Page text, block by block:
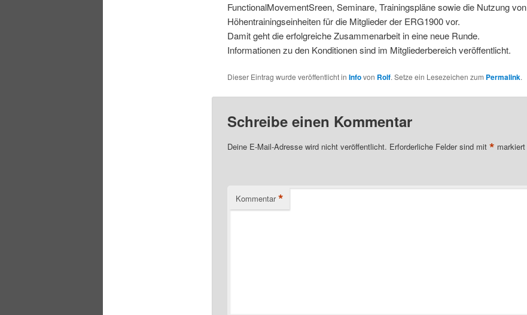
FunctionalMovementSreen, Seminare, Trainingspläne sowie die Nutzung von
Höhentrainingseinheiten für die Mitglieder der ERG1900 vor.
Damit geht die erfolgreiche Zusammenarbeit in eine neue Runde.
Informationen zu den Konditionen sind im Mitgliederbereich veröffentlicht.
Dieser Eintrag wurde veröffentlicht in Infovon Rolf. Setze ein Lesezeichen zum Permalink.
Schreibe einen Kommentar
Deine E-Mail-Adresse wird nicht veröffentlicht. Erforderliche Felder sind mit * markiert
Kommentar *